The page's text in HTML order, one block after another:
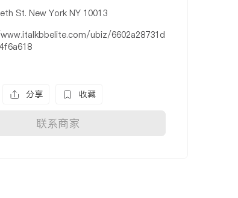
4 Elizabeth St. New York NY 10013
ubiz/6602a28731d
分享 收藏
联系商家